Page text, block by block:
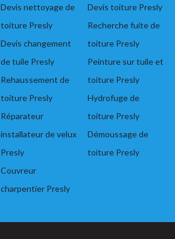
Devis nettoyage de
toiture Presly
Devis changement
de tuile Presly
Rehaussement de
toiture Presly
Réparateur
installateur de velux
Presly
Couvreur
charpentier Presly
Devis toiture Presly
Recherche fuite de
toiture Presly
Peinture sur tuile et
toiture Presly
Hydrofuge de
toiture Presly
Démoussage de
toiture Presly